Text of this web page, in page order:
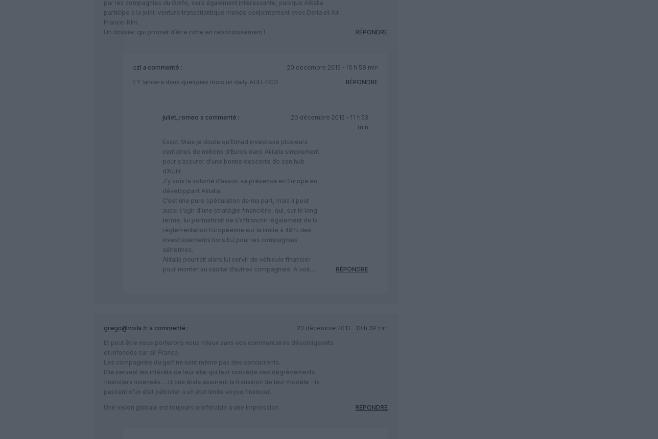
par les compagnies du Golfe, sera également intéressante, puisque Alitalia
participe à la joint-venture transatlantique menée conjointement avec Delta et Air
France-Klm.
Un dossier qui promet d’être riche en rebondissement !
RÉPONDRE
czl a commenté :
20 décembre 2013 - 10 h 58 min
EY lancera dans quelques mois un daily AUH-FCO
RÉPONDRE
juliet_romeo a commenté :
20 décembre 2013 - 11 h 53
min
Exact. Mais je doute qu’Etihad investisse plusieurs
centaines de millions d’Euros dans Alitalia simplement
pour s’assurer d’une bonne desserte de son hub
d’AUH.
J’y vois la volonté d’assoir sa présence en Europe en
développant Alitalia.
C’est une pure spéculation de ma part, mais il peut
aussi s’agir d’une stratégie financière, qui, sur le long
terme, lui permettrait de s’affranchir légalement de la
réglementation Européenne sur la limite à 49% des
investissements hors EU pour les compagnies
aériennes.
Alitalia pourrait alors lui servir de véhicule financier
pour monter au capital d’autres compagnies. A voir…
RÉPONDRE
grego@voila.fr a commenté :
20 décembre 2013 - 10 h 39 min
Et peut être nous porterons nous mieux sans vos commentaires désobligeants
et infondés sur air France.
Les compagnies du golf ne sont même pas des concurrents.
Elle servent les intérêts de leur état qui leur concède des dégrèvements
financiers insensés… Et ces états assurent la transition de leur modèle : ils
passent d’un état pétrolier a un état limite voyou financier.
Une vision globale est toujours préférable à une impression. RÉPONDRE